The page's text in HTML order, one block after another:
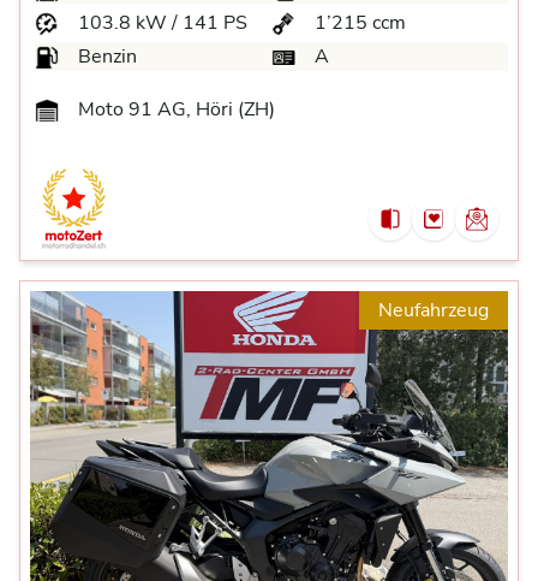
103.8 kW / 141 PS
1’215 ccm
Benzin
A
Moto 91 AG, Höri (ZH)
Neufahrzeug